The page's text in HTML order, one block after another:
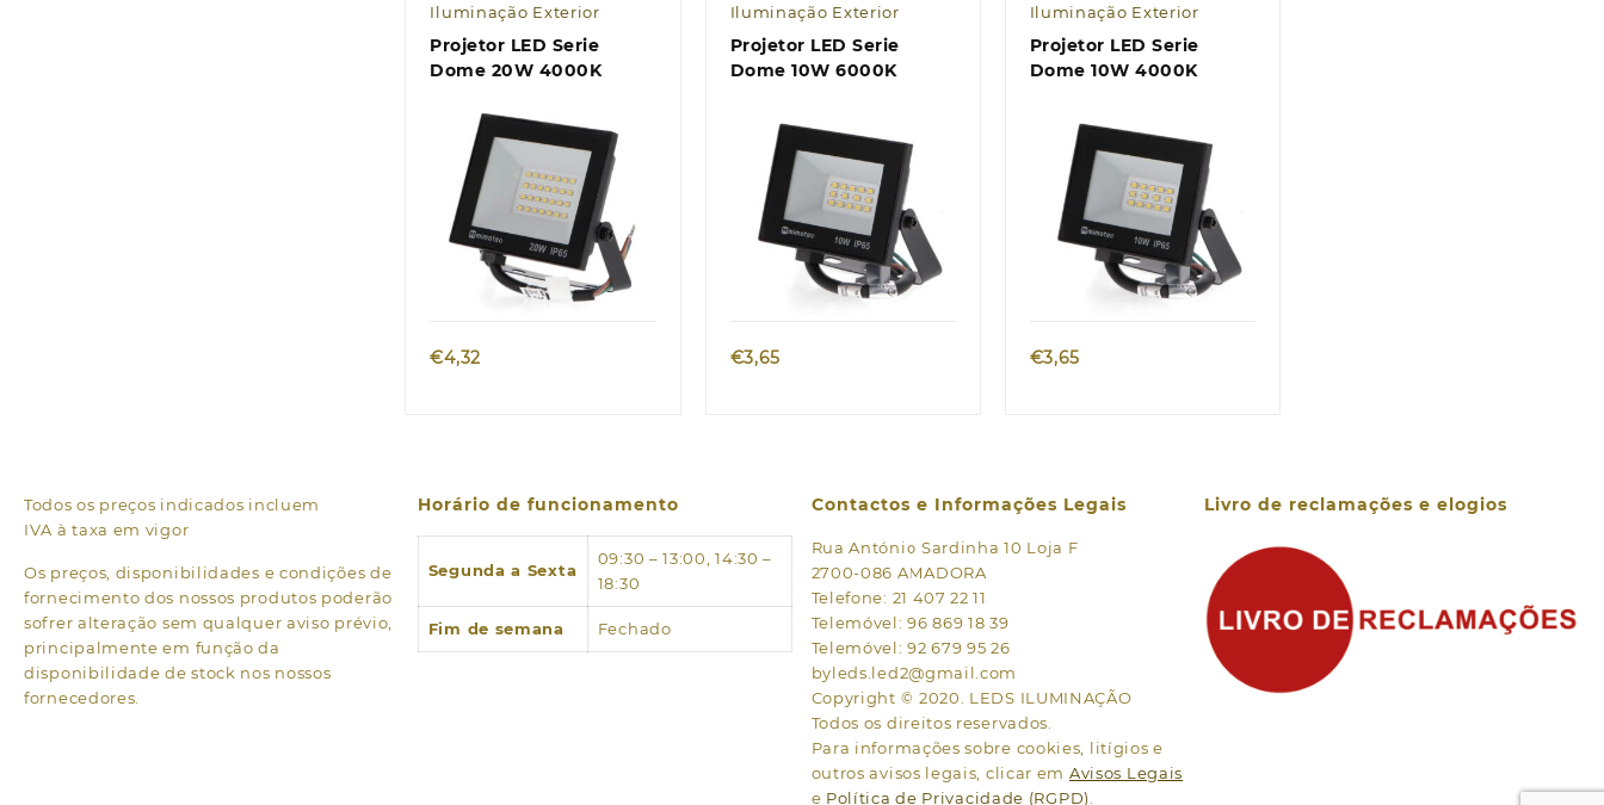
Iluminação Exterior
Projetor LED Serie
Dome 20W 4000K
Quick view
€4,32
Iluminação Exterior
Projetor LED Serie
Dome 10W 6000K
Quick view
€3,65
Iluminação Exterior
Projetor LED Serie
Dome 10W 4000K
Quick view
€3,65
Todos os preços indicados incluem
IVA à taxa em vigor
Os preços, disponibilidades e condições de
fornecimento dos nossos produtos poderão
sofrer alteração sem qualquer aviso prévio,
principalmente em função da
disponibilidade de stock nos nossos
fornecedores.
Horário de funcionamento
Segunda a Sexta
09:30 – 13:00, 14:30 –
18:30
Fim de semana Fechado
Contactos e Informações Legais
Rua António Sardinha 10 Loja F
2700-086 AMADORA
Telefone: 21 407 22 11
Telemóvel: 96 869 18 39
Telemóvel: 92 679 95 26
byleds.led2@gmail.com
Copyright © 2020. LEDS ILUMINAÇÃO
Todos os direitos reservados.
Para informações sobre cookies, litígios e
outros avisos legais, clicar em Avisos Legais
e Política de Privacidade (RGPD)
Livro de reclamações e elogios